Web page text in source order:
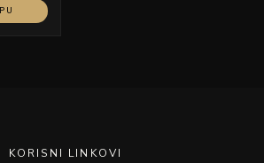
KORISNI LINKOVI